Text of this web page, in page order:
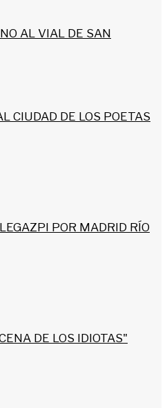
AL VIAL DE SAN
CIUDAD DE LOS POETAS
POR MADRID RÍO
DE LOS IDIOTAS"